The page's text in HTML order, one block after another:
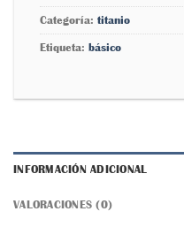
Categoría: titanio
Etiqueta: básico
INFORMACIÓN ADICIONAL
VALORACIONES (0)